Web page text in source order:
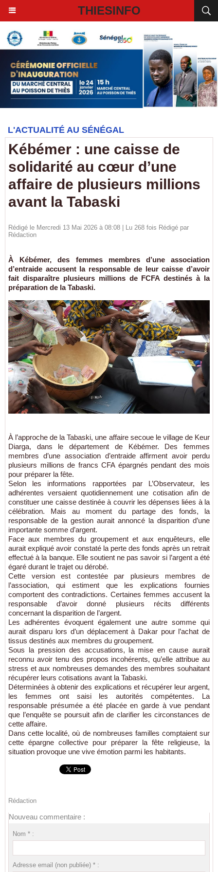
THIESINFO
L'ACTUALITÉ AU SÉNÉGAL
Kébémer : une caisse de
solidarité au cœur d’une
affaire de plusieurs millions
avant la Tabaski
Rédigé le Mercredi 13 Mai 2026 à 08:08 | Lu 268 fois Rédigé par
Rédaction
À Kébémer, des femmes membres d’une association
d’entraide accusent la responsable de leur caisse d’avoir
fait disparaître plusieurs millions de FCFA destinés à la
préparation de la Tabaski.
À l’approche de la Tabaski, une affaire secoue le village de Keur
Diarga, dans le département de Kébémer. Des femmes
membres d’une association d’entraide affirment avoir perdu
plusieurs millions de francs CFA épargnés pendant des mois
pour préparer la fête.
Selon les informations rapportées par L’Observateur, les
adhérentes versaient quotidiennement une cotisation afin de
constituer une caisse destinée à couvrir les dépenses liées à la
célébration. Mais au moment du partage des fonds, la
responsable de la gestion aurait annoncé la disparition d’une
importante somme d’argent.
Face aux membres du groupement et aux enquêteurs, elle
aurait expliqué avoir constaté la perte des fonds après un retrait
effectué à la banque. Elle soutient ne pas savoir si l’argent a été
égaré durant le trajet ou dérobé.
Cette version est contestée par plusieurs membres de
l’association, qui estiment que les explications fournies
comportent des contradictions. Certaines femmes accusent la
responsable d’avoir donné plusieurs récits différents
concernant la disparition de l’argent.
Les adhérentes évoquent également une autre somme qui
aurait disparu lors d’un déplacement à Dakar pour l’achat de
tissus destinés aux membres du groupement.
Sous la pression des accusations, la mise en cause aurait
reconnu avoir tenu des propos incohérents, qu’elle attribue au
stress et aux nombreuses demandes des membres souhaitant
récupérer leurs cotisations avant la Tabaski.
Déterminées à obtenir des explications et récupérer leur argent,
les femmes ont saisi les autorités compétentes. La
responsable présumée a été placée en garde à vue pendant
que l’enquête se poursuit afin de clarifier les circonstances de
cette affaire.
Dans cette localité, où de nombreuses familles comptaient sur
cette épargne collective pour préparer la fête religieuse, la
situation provoque une vive émotion parmi les habitants.
Rédaction
Nouveau commentaire :
Nom * :
Adresse email (non publiée) * :